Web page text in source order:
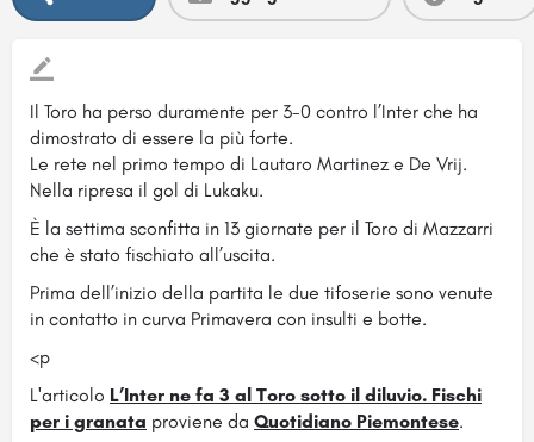
Il Toro ha perso duramente per 3-0 contro l’Inter che ha
dimostrato di essere la più forte.
Le rete nel primo tempo di Lautaro Martinez e De Vrij.
Nella ripresa il gol di Lukaku.
È la settima sconfitta in 13 giornate per il Toro di Mazzarri
che è stato fischiato all’uscita.
Prima dell’inizio della partita le due tifoserie sono venute
in contatto in curva Primavera con insulti e botte.
<p
L'articolo L’Inter ne fa 3 al Toro sotto il diluvio. Fischi
per i granata proviene da Quotidiano Piemontese.